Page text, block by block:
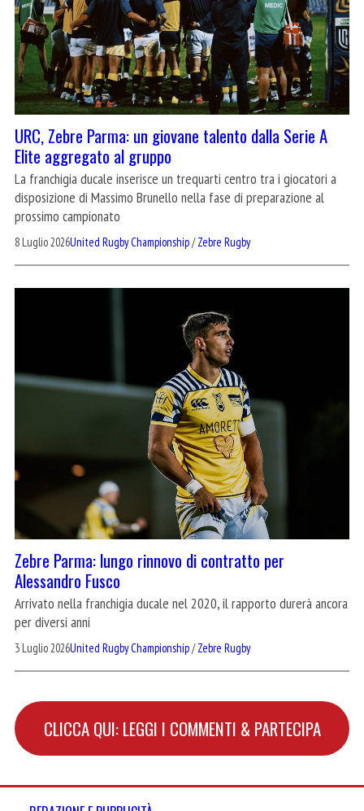
URC, Zebre Parma: un giovane talento dalla Serie A
Elite aggregato al gruppo
La franchigia ducale inserisce un trequarti centro tra i giocatori a
disposizione di Massimo Brunello nella fase di preparazione al
prossimo campionato
8 Luglio 2026United Rugby Championship/Zebre Rugby
Zebre Parma: lungo rinnovo di contratto per
Alessandro Fusco
Arrivato nella franchigia ducale nel 2020, il rapporto durerà ancora
per diversi anni
3 Luglio 2026United Rugby Championship/Zebre Rugby
CLICCA QUI: LEGGI I COMMENTI & PARTECIPA